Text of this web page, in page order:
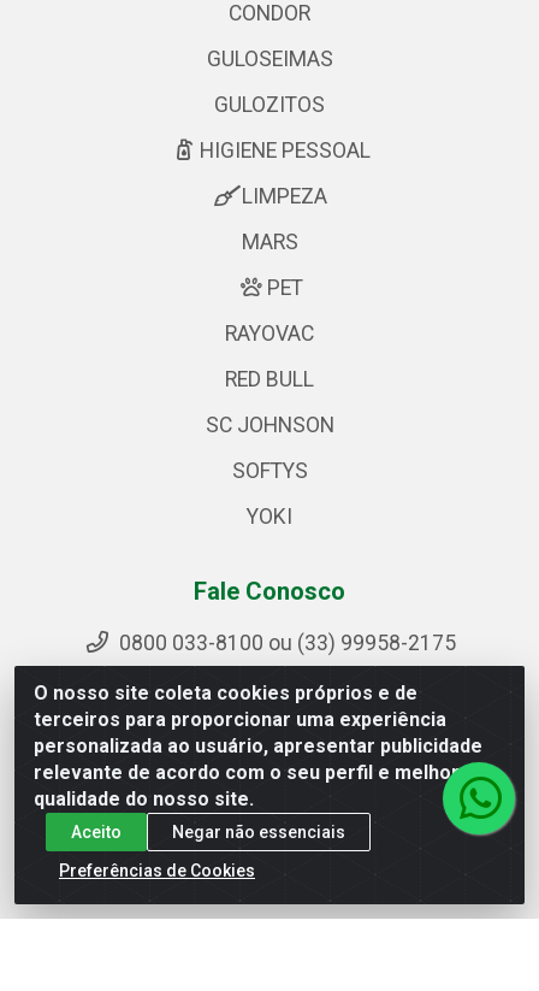
O nosso site coleta cookies próprios e de
terceiros para proporcionar uma experiência
personalizada ao usuário, apresentar publicidade
relevante de acordo com o seu perfil e melhorar a
qualidade do nosso site.
Aceito
Negar não essenciais
Preferências de Cookies
CONDOR
GULOSEIMAS
GULOZITOS
HIGIENE PESSOAL
LIMPEZA
MARS
PET
RAYOVAC
RED BULL
SC JOHNSON
SOFTYS
YOKI
Fale Conosco
0800 033-8100 ou (33) 99958-2175
sac@ipirangamg.com.br
Acompanhe nossas publicações
Ipiranga Distribuição LTDA - Avenida Doutor Jorge
Hannas, 101 - Ponte da Aldeia - Manhuaçu / MG - CEP
36906-440 - CNPJ 25.310.749/0001-66